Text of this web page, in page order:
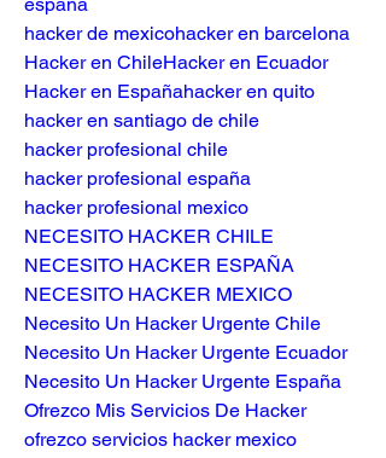
hacker de mexicohacker en barcelona
Hacker en ChileHacker en Ecuador
Hacker en Españahacker en quito
hacker en santiago de chile
hacker profesional chile
hacker profesional españa
hacker profesional mexico
NECESITO HACKER CHILE
NECESITO HACKER ESPAÑA
NECESITO HACKER MEXICO
Necesito Un Hacker Urgente Chile
Necesito Un Hacker Urgente Ecuador
Necesito Un Hacker Urgente España
Ofrezco Mis Servicios De Hacker
ofrezco servicios hacker mexico